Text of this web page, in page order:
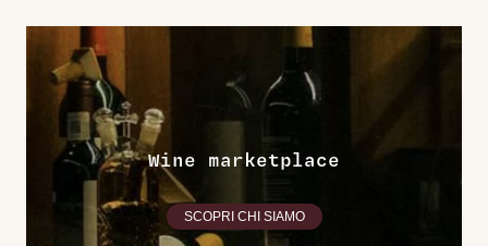
Wine marketplace
SCOPRI CHI SIAMO